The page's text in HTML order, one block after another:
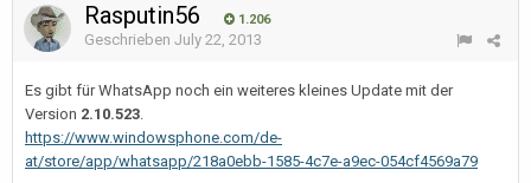
Rasputin56 1.206
Geschrieben July 22, 2013
Es gibt für WhatsApp noch ein weiteres kleines Update mit der
Version 2.10.523.
https://www.windowsphone.com/de-
at/store/app/whatsapp/218a0ebb-1585-4c7e-a9ec-054cf4569a79